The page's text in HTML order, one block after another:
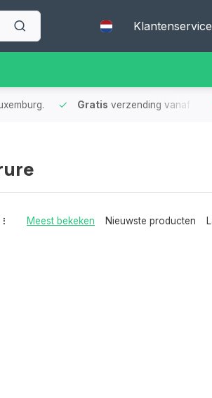
Klantenservice
Gratis verzending vanaf €75
Meest bekeken Nieuwste producten